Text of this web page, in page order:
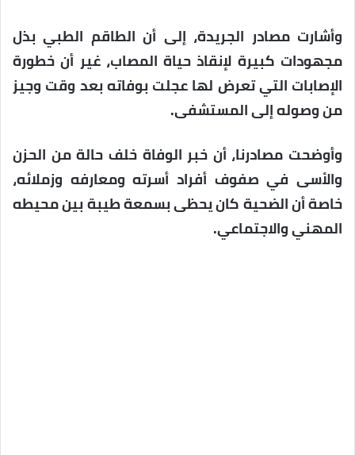
وأشارت مصادر الجريدة، إلى أن الطاقم الطبي بذل
مجهودات كبيرة لإنقاذ حياة المصاب، غير أن خطورة
الإصابات التي تعرض لها عجلت بوفاته بعد وقت وجيز
من وصوله إلى المستشفى.
وأوضحت مصادرنا، أن خبر الوفاة خلف حالة من الحزن
والأسى في صفوف أفراد أسرته ومعارفه وزملائه،
خاصة أن الضحية كان يحظى بسمعة طيبة بين محيطه
المهني والاجتماعي.